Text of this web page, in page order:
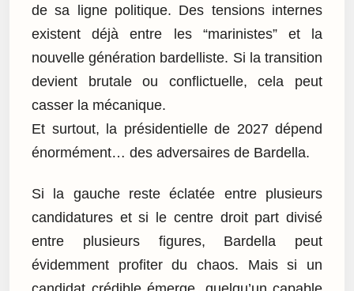
de sa ligne politique. Des tensions internes
existent déjà entre les “marinistes” et la
nouvelle génération bardelliste. Si la transition
devient brutale ou conflictuelle, cela peut
casser la mécanique.
Et surtout, la présidentielle de 2027 dépend
énormément… des adversaires de Bardella.
Si la gauche reste éclatée entre plusieurs
candidatures et si le centre droit part divisé
entre plusieurs figures, Bardella peut
évidemment profiter du chaos. Mais si un